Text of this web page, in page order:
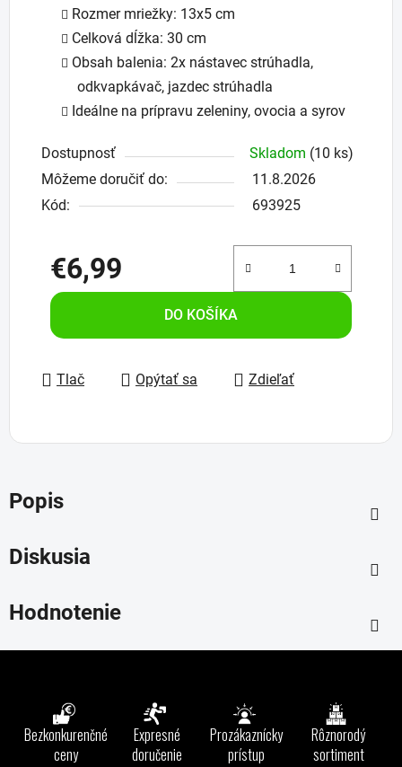
Rozmer mriežky: 13x5 cm
Celková dĺžka: 30 cm
Obsah balenia: 2x nástavec strúhadla,
odkvapkávač, jazdec strúhadla
Ideálne na prípravu zeleniny, ovocia a syrov
Dostupnosť Skladom (10 ks)
Môžeme doručiť do:
11.8.2026
Kód:
693925
€6,99
Jednotková cena:
DO KOŠÍKA
Tlač Opýtať sa Zdieľať
Popis
Diskusia
Hodnotenie
Bezkonkurenčné
ceny
Expresné
doručenie
Prozákaznícky
prístup
Rôznorodý
sortiment